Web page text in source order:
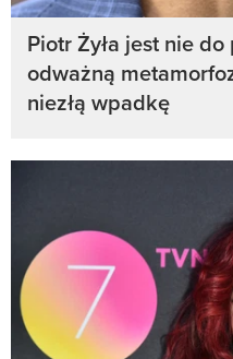
Piotr Żyła jest nie
odważną
niezłą wpadkę